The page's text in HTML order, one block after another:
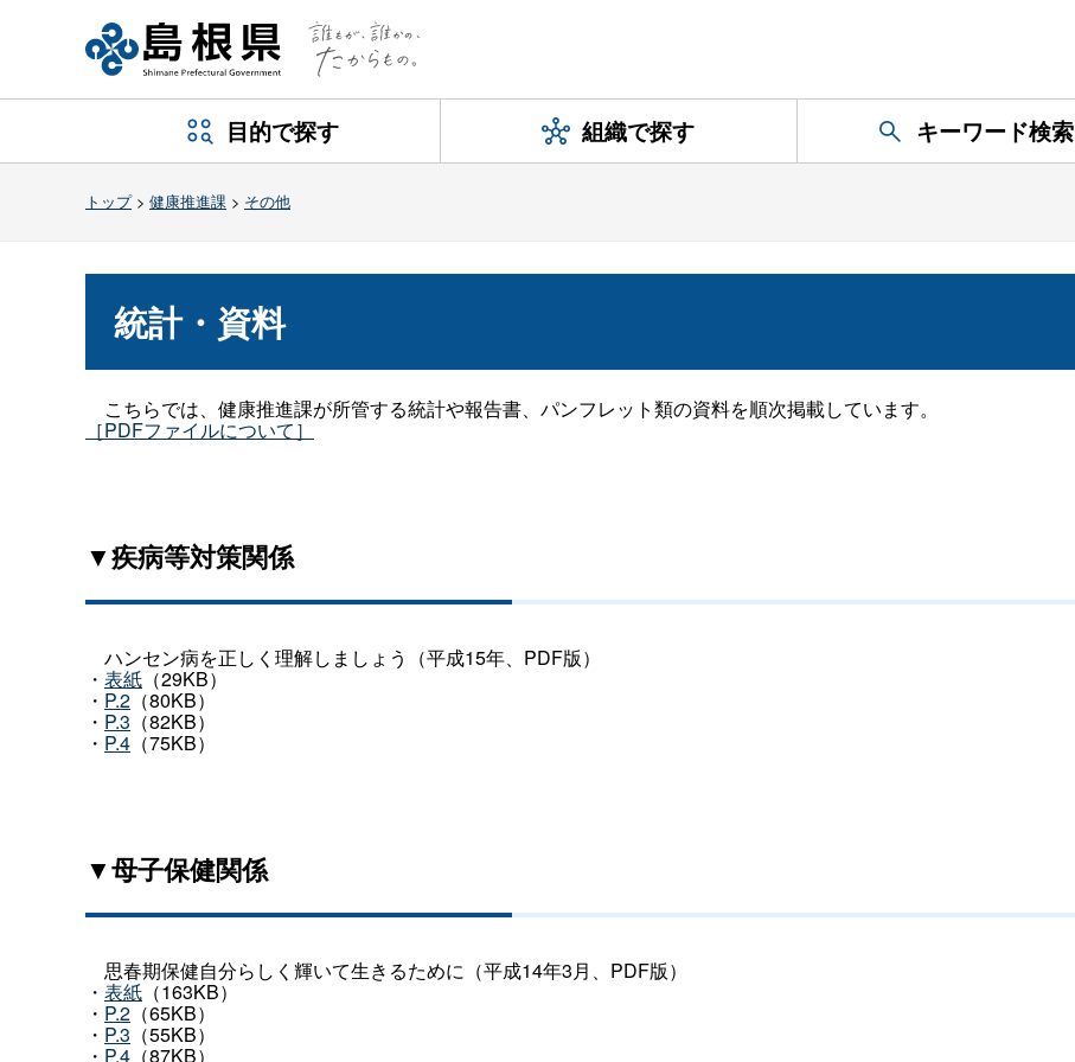
目的で探す 組織で探す キーワード検索
トップ> 健康推進課 > その他
統計・資料
こちらでは、健康推進課が所管する統計や報告書、パンフレット類の資料を順次掲載しています。
［PDFファイルについて］
▼疾病等対策関係
ハンセン病を正しく理解しましょう（平成15年、PDF版）
・ 表紙 （29KB）
・ P.2 （80KB）
・ P.3 （82KB）
・ P.4 （75KB）
▼母子保健関係
思春期保健自分らしく輝いて生きるために（平成14年3月、PDF版）
・ 表紙 （163KB）
・ P.2 （65KB）
・ P.3 （55KB）
・ P.4 （87KB）